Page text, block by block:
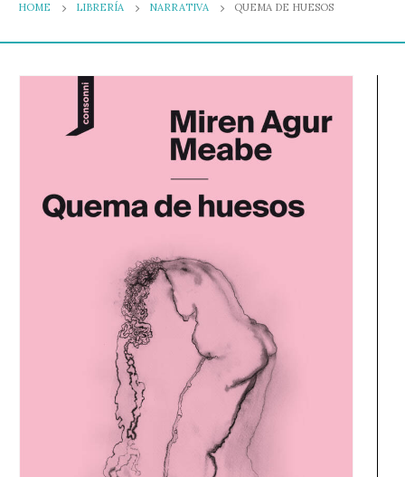
HOME LIBRERÍA NARRATIVA QUEMA DE HUESOS